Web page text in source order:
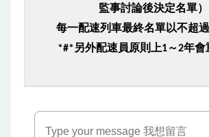
監事討論後決定名單）
每一配速列車最終名單以不超過
*#*另外配速員原則上1～2年會